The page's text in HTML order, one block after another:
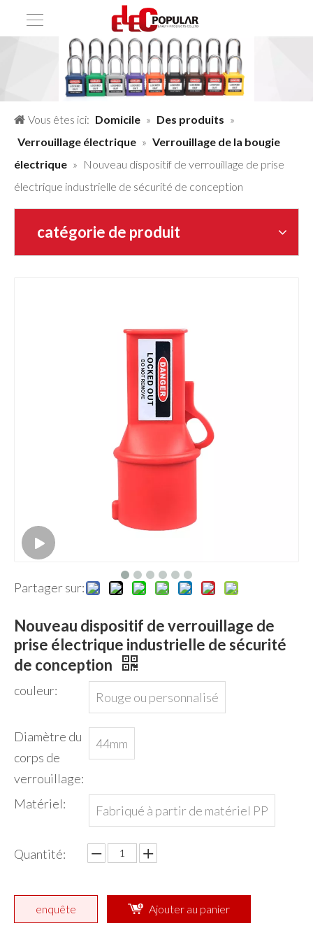
Vous êtes ici: Domicile » Des produits »
Verrouillage électrique » Verrouillage de la bougie
électrique » Nouveau dispositif de verrouillage de prise
électrique industrielle de sécurité de conception
catégorie de produit
Partager sur:
Nouveau dispositif de verrouillage de
prise électrique industrielle de sécurité
de conception
couleur: Rouge ou personnalisé
Diamètre du
corps de
verrouillage:
44mm
Matériel: Fabriqué à partir de matériel PP
Quantité:
enquête Ajouter au panier